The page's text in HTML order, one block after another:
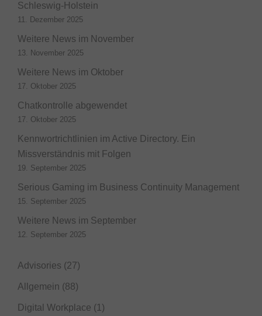
Schleswig-Holstein
11. Dezember 2025
Weitere News im November
13. November 2025
Weitere News im Oktober
17. Oktober 2025
Chatkontrolle abgewendet
17. Oktober 2025
Kennwortrichtlinien im Active Directory. Ein
Missverständnis mit Folgen
19. September 2025
Serious Gaming im Business Continuity Management
15. September 2025
Weitere News im September
12. September 2025
Advisories (27)
Allgemein (88)
Digital Workplace (1)